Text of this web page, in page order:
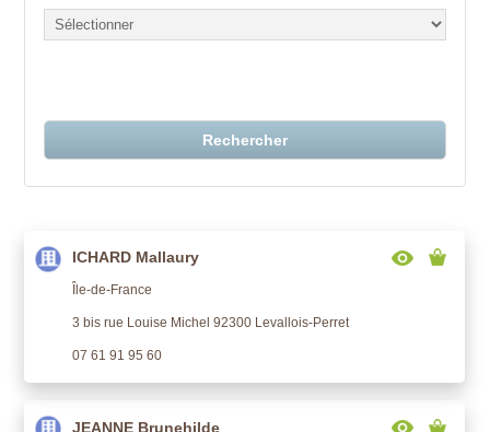
Rechercher
ICHARD Mallaury
Île-de-France
3 bis rue Louise Michel 92300 Levallois-Perret
07 61 91 95 60
JEANNE Brunehilde